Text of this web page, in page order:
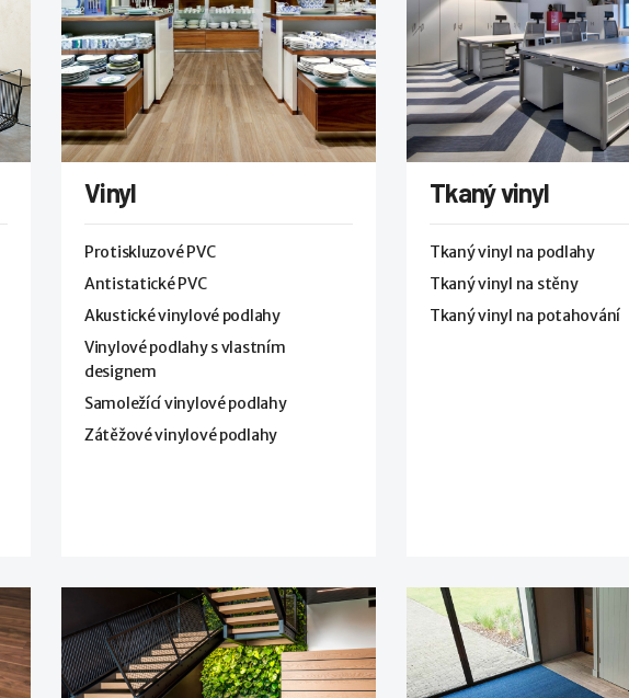
Vinyl
Protiskluzové PVC
Antistatické PVC
Akustické vinylové podlahy
Vinylové podlahy s vlastním
designem
Samoležící vinylové podlahy
Zátěžové vinylové podlahy
Tkaný vinyl
Tkaný vinyl na podlahy
Tkaný vinyl na stěny
Tkaný vinyl na potahování